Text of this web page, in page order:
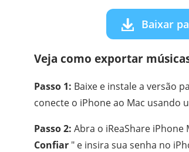
Baixar
Veja como exportar
Passo 1: Baixe e instale a versão
conecte o iPhone ao Mac usando
Passo 2: Abra o iReaShare
Confiar " e insira sua senha no